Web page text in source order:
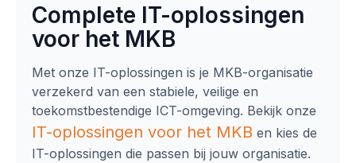
Complete IT-oplossingen
voor het MKB
Met onze IT-oplossingen is je MKB-organisatie
verzekerd van een stabiele, veilige en
toekomstbestendige ICT-omgeving. Bekijk onze
IT-oplossingen voor het MKB en kies de
IT-oplossingen die passen bij jouw organisatie.